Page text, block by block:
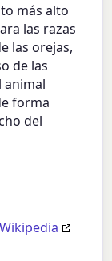
más alto
las razas
las orejas,
de las
animal
forma
del